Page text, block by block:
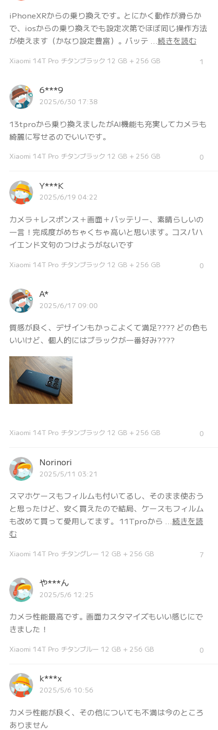
iPhoneXRからの乗り換えです。とにかく動作が滑らか
で、iosからの乗り換えでも設定次第でほぼ同じ操作方法
が使えます（かなり設定豊富）。バッテ ... 続きを読む
Xiaomi 14T Pro チタンブラック 12 GB + 256 GB 1
6***9
2025/6/30 17:38
13tproから乗り換えましたがAI機能も充実してカメラも
綺麗に写せるのでいいです。
Xiaomi 14T Pro チタンブラック 12 GB + 256 GB 0
Y***K
2025/6/19 04:22
カメラ＋レスポンス＋画面＋バッテリー、素晴らしいの
一言！完成度がめちゃくちゃ高いと思います。コスパハ
イエンド文句のつけようがないです
Xiaomi 14T Pro チタンブラック 12 GB + 256 GB 0
A*
2025/6/17 09:00
質感が良く、デザインもかっこよくて満足???? どの色も
いいけど、個人的にはブラックが一番好み????️
Xiaomi 14T Pro チタンブラック 12 GB + 256 GB 0
Norinori
2025/5/11 03:21
スマホケースもフィルムも付いてるし、そのまま使おう
と思ったけど、安く買えたので結局、ケースもフィルム
も改めて買って愛用してます。 11Tproから ... 続きを読
む
Xiaomi 14T Pro チタングレー 12 GB + 256 GB 7
や***ん
2025/5/6 12:25
カメラ性能最高です。画面カスタマイズもいい感じにで
きました！
Xiaomi 14T Pro チタンブルー 12 GB + 256 GB 0
k***x
2025/5/6 10:56
カメラ性能が良く、その他についても不満は今のところ
ありません